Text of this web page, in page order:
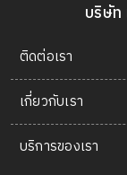
บริษัท
ติดต่อเรา
เกี่ยวกับเรา
บริการของเรา